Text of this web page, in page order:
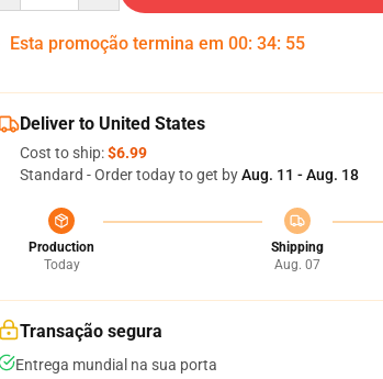
Esta promoção termina em 00: 34: 54
Deliver to United States
Cost to ship:$6.99
Standard - Order today to get byAug. 11 - Aug. 18
Production
Today
Shipping
Aug. 07
Transação segura
Entrega mundial na sua porta